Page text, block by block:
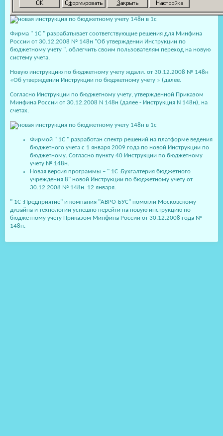
Фирма " 1С " разрабатывает соответствующие решения для Минфина
России от 30.12.2008 № 148н "Об утверждении Инструкции по
бюджетному учету ". облегчить своим пользователям переход на новую
систему учета.
Новую инструкцию по бюджетному учету ждали. от 30.12.2008 № 148н
«Об утверждении Инструкции по бюджетному учету » (далее.
Согласно Инструкции по бюджетному учету, утвержденной Приказом
Минфина России от 30.12.2008 N 148н (далее - Инструкция N 148н), на
счетах.
Фирмой " 1С " разработан спектр решений на платформе ведения
бюджетного учета с 1 января 2009 года по новой Инструкции по
бюджетному. Согласно пункту 40 Инструкции по бюджетному
учету № 148н.
Новая версия программы – " 1С :Бухгалтерия бюджетного
учреждения 8" новой Инструкции по бюджетному учету от
30.12.2008 № 148н. 12 января.
" 1С :Предприятие" и компания "АВРО-БУС" помогли Московскому
дизайна и технологии успешно перейти на новую инструкцию по
бюджетному учету Приказом Минфина России от 30.12.2008 года №
148н.